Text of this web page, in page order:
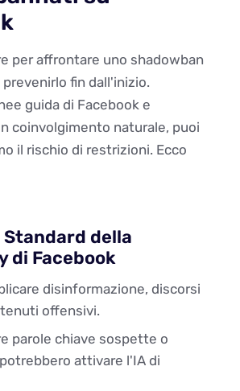
per affrontare uno shadowban
fin dall'inizio.
guida di Facebook e
coinvolgimento naturale, puoi
il rischio di restrizioni. Ecco
Standard della
di Facebook
disinformazione, discorsi
offensivi.
parole chiave sospette o
attivare l'IA di